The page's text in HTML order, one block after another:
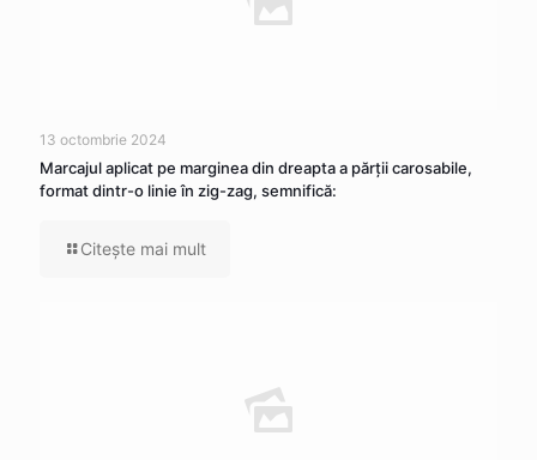
13 octombrie 2024
Marcajul aplicat pe marginea din dreapta a părţii carosabile,
format dintr-o linie în zig-zag, semnifică:
Citeşte mai mult